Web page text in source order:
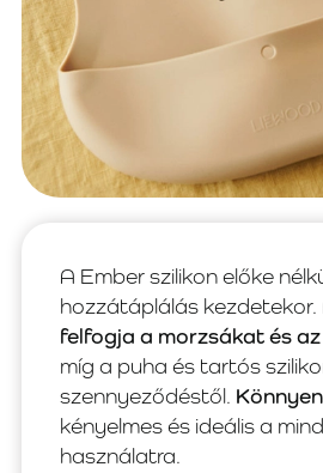
A Ember szilikon előke
hozzátáplálás kezdetekor.
felfogja a morzsákat és
míg a puha és tartós
szennyeződéstől.
kényelmes és ideális a
használatra.